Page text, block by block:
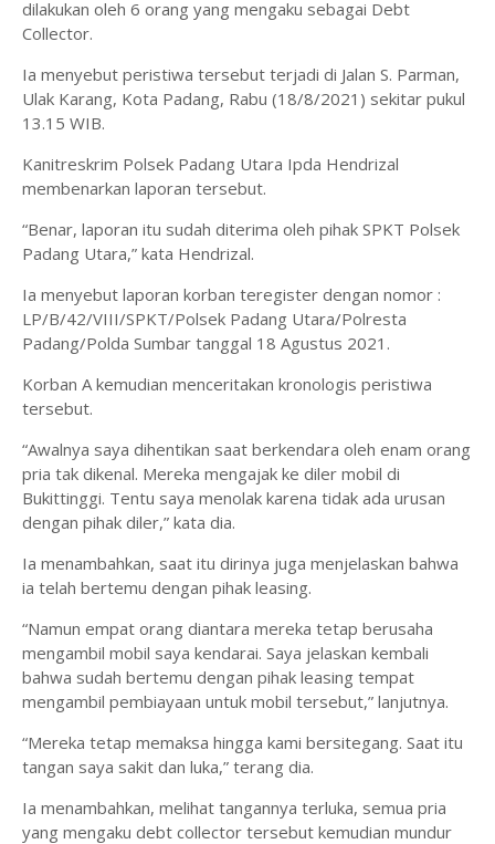
dilakukan oleh 6 orang yang mengaku sebagai Debt
Collector.
Ia menyebut peristiwa tersebut terjadi di Jalan S. Parman,
Ulak Karang, Kota Padang, Rabu (18/8/2021) sekitar pukul
13.15 WIB.
Kanitreskrim Polsek Padang Utara Ipda Hendrizal
membenarkan laporan tersebut.
“Benar, laporan itu sudah diterima oleh pihak SPKT Polsek
Padang Utara,” kata Hendrizal.
Ia menyebut laporan korban teregister dengan nomor :
LP/B/42/VIII/SPKT/Polsek Padang Utara/Polresta
Padang/Polda Sumbar tanggal 18 Agustus 2021.
Korban A kemudian menceritakan kronologis peristiwa
tersebut.
“Awalnya saya dihentikan saat berkendara oleh enam orang
pria tak dikenal. Mereka mengajak ke diler mobil di
Bukittinggi. Tentu saya menolak karena tidak ada urusan
dengan pihak diler,” kata dia.
Ia menambahkan, saat itu dirinya juga menjelaskan bahwa
ia telah bertemu dengan pihak leasing.
“Namun empat orang diantara mereka tetap berusaha
mengambil mobil saya kendarai. Saya jelaskan kembali
bahwa sudah bertemu dengan pihak leasing tempat
mengambil pembiayaan untuk mobil tersebut,” lanjutnya.
“Mereka tetap memaksa hingga kami bersitegang. Saat itu
tangan saya sakit dan luka,” terang dia.
Ia menambahkan, melihat tangannya terluka, semua pria
yang mengaku debt collector tersebut kemudian mundur